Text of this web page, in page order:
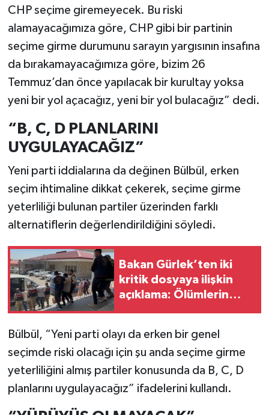
CHP seçime giremeyecek. Bu riski
alamayacağımıza göre, CHP gibi bir partinin
seçime girme durumunu sarayın yargısının insafına
da bırakamayacağımıza göre, bizim 26
Temmuz’dan önce yapılacak bir kurultay yoksa
yeni bir yol açacağız, yeni bir yol bulacağız” dedi.
“B, C, D PLANLARINI
UYGULAYACAĞIZ”
Yeni parti iddialarına da değinen Bülbül, erken
seçim ihtimaline dikkat çekerek, seçime girme
yeterliliği bulunan partiler üzerinden farklı
alternatiflerin değerlendirildiğini söyledi.
Bakan Gürlek’ten iki
kritik dosyaya ilişkin
açıklama: Ölümlerin
Bülbül, “Yeni parti olayı da erken bir genel
seçimde riski olacağı için şu anda seçime girme
yeterliliğini almış partiler konusunda da B, C, D
planlarını uygulayacağız” ifadelerini kullandı.